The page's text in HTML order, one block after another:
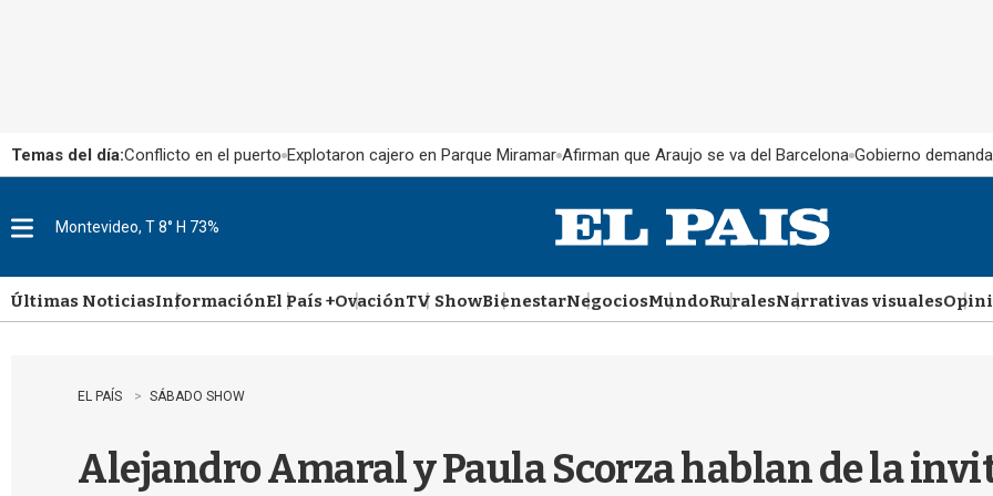
Temas del día:Conflicto en el puerto Explotaron cajero en Parque Miramar Afirman que Araujo se va del Barcelona Gobierno
u
Montevideo, T 8° H 73%
Últimas NoticiasInformaciónEl País +OvaciónTV ShowBienestarNegociosMundoRuralesNarrativas visuales
EL PAÍS SÁBADO SHOW
Alejandro Amaral y Paula Scorza hablan de la